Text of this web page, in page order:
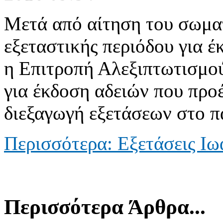
Μετά από αίτηση του
εξεταστικής περιόδου για
η Επιτροπή
για έκδοση αδειών που
διεξαγωγή εξετάσεων στο
Περισσότερα: Εξετάσεις
Περισσότερα Άρθρα...